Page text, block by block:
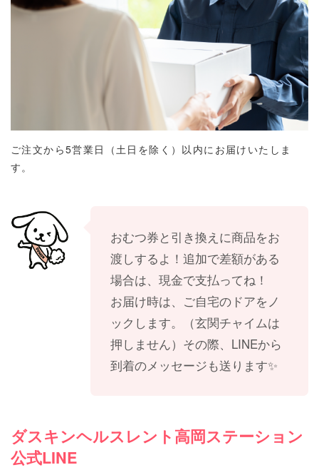
ご注文から5営業日（土日を除く）以内にお届けいたしま
す。
おむつ券と引き換えに商品をお
渡しするよ！追加で差額がある
場合は、現金で支払ってね！
お届け時は、ご自宅のドアをノ
ックします。（玄関チャイムは
押しません）その際、LINEから
到着のメッセージも送ります✨
ダスキンヘルスレント高岡ステーション
公式LINE